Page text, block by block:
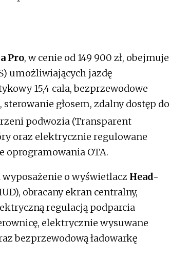
Pro, w cenie od 149 900 zł, obejmuje
umożliwiających jazdę
15,4 cala, bezprzewodowe
głosem, zdalny dostęp do
podwozia (Transparent
oraz elektrycznie regulowane
oprogramowania OTA.
wyposażenie o wyświetlacz Head-
obracany ekran centralny,
regulacją podparcia
elektrycznie wysuwane
bezprzewodową ładowarkę